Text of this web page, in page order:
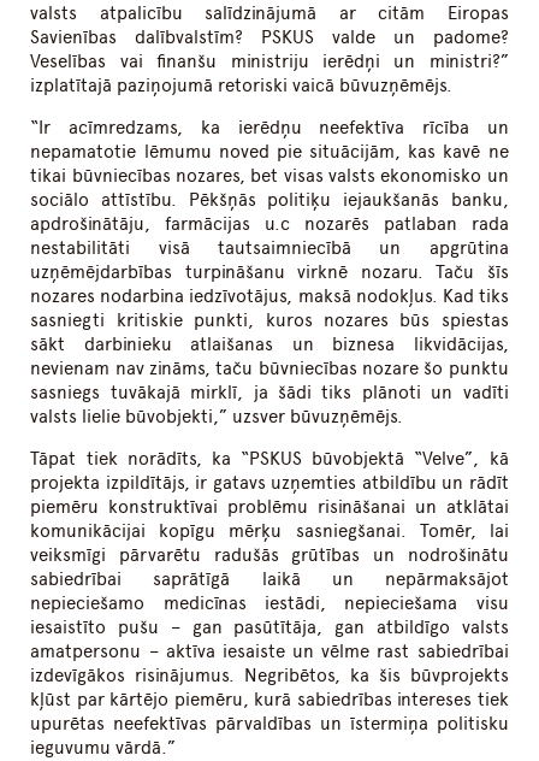
valsts atpalicību salīdzinājumā ar citām Eiropas
Savienības dalībvalstīm? PSKUS valde un padome?
Veselības vai finanšu ministriju ierēdņi un ministri?”
izplatītajā paziņojumā retoriski vaicā būvuzņēmējs.
“Ir acīmredzams, ka ierēdņu neefektīva rīcība un
nepamatotie lēmumu noved pie situācijām, kas kavē ne
tikai būvniecības nozares, bet visas valsts ekonomisko un
sociālo attīstību. Pēkšņās politiķu iejaukšanās banku,
apdrošinātāju, farmācijas u.c nozarēs patlaban rada
nestabilitāti visā tautsaimniecībā un apgrūtina
uzņēmējdarbības turpināšanu virknē nozaru. Taču šīs
nozares nodarbina iedzīvotājus, maksā nodokļus. Kad tiks
sasniegti kritiskie punkti, kuros nozares būs spiestas
sākt darbinieku atlaišanas un biznesa likvidācijas,
nevienam nav zināms, taču būvniecības nozare šo punktu
sasniegs tuvākajā mirklī, ja šādi tiks plānoti un vadīti
valsts lielie būvobjekti,” uzsver būvuzņēmējs.
Tāpat tiek norādīts, ka “PSKUS būvobjektā “Velve”, kā
projekta izpildītājs, ir gatavs uzņemties atbildību un rādīt
piemēru konstruktīvai problēmu risināšanai un atklātai
komunikācijai kopīgu mērķu sasniegšanai. Tomēr, lai
veiksmīgi pārvarētu radušās grūtības un nodrošinātu
sabiedrībai saprātīgā laikā un nepārmaksājot
nepieciešamo medicīnas iestādi, nepieciešama visu
iesaistīto pušu – gan pasūtītāja, gan atbildīgo valsts
amatpersonu – aktīva iesaiste un vēlme rast sabiedrībai
izdevīgākos risinājumus. Negribētos, ka šis būvprojekts
kļūst par kārtējo piemēru, kurā sabiedrības intereses tiek
upurētas neefektīvas pārvaldības un īstermiņa politisku
ieguvumu vārdā.”